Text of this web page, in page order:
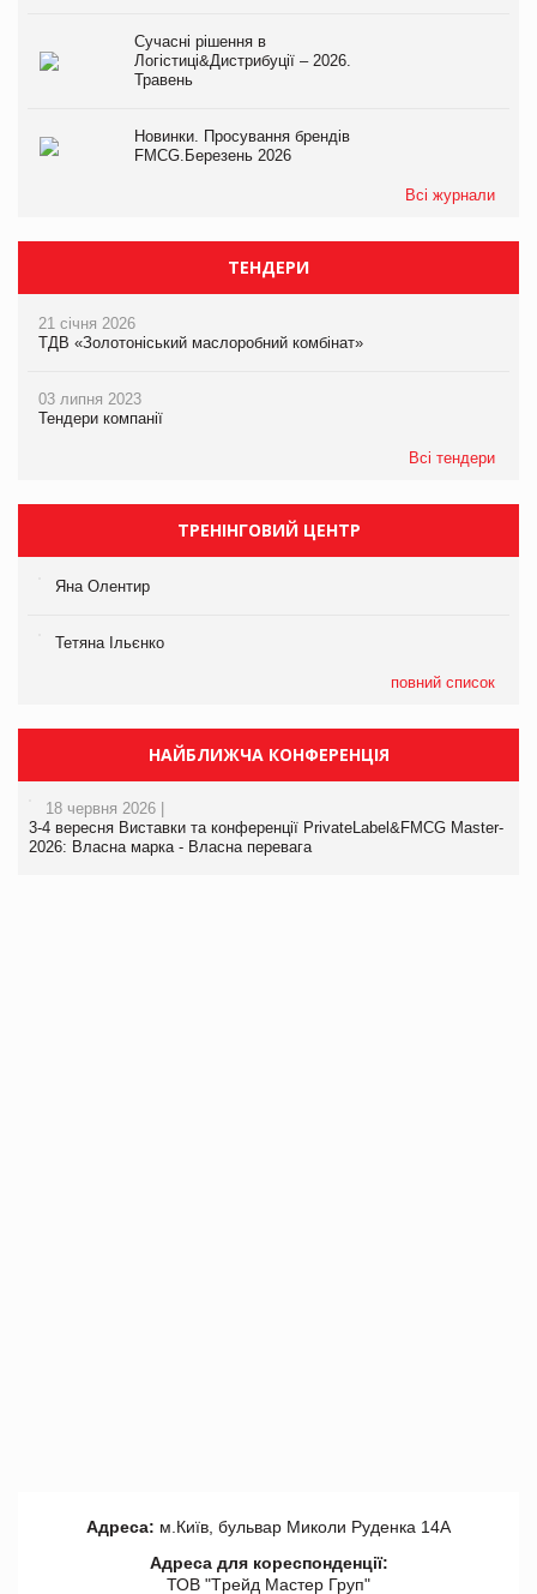
Сучасні рішення в
Логістиці&Дистрибуції – 2026.
Травень
Новинки. Просування брендів
FMCG.Березень 2026
Всі журнали
ТЕНДЕРИ
21 січня 2026
ТДВ «Золотоніський маслоробний комбінат»
03 липня 2023
Тендери компанії
Всі тендери
ТРЕНІНГОВИЙ ЦЕНТР
Яна Олентир
Тетяна Ільєнко
повний список
НАЙБЛИЖЧА КОНФЕРЕНЦІЯ
18 червня 2026 |
3-4 вересня Виставки та конференції PrivateLabel&FMCG Master-
2026: Власна марка - Власна перевага
Адреса: м.Київ, бульвар Миколи Руденка 14А
Адреса для кореспонденції:
ТОВ "Tрейд Мастер Груп"